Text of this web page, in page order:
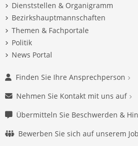
Dienststellen & Organigramm
Bezirkshauptmannschaften
Themen & Fachportale
Politik
News Portal
Finden Sie Ihre Ansprechperson
Nehmen Sie Kontakt mit uns auf
Übermitteln Sie Beschwerden &
Bewerben Sie sich auf unserem